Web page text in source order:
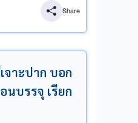
Share
าะปาก บอก
นบรรจุ เรียก